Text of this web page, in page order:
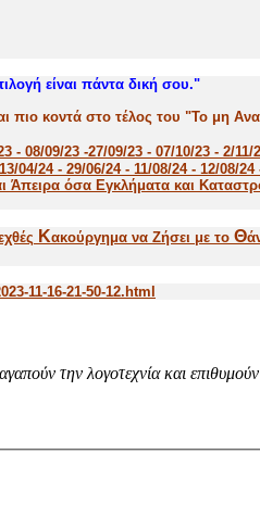
είναι πάντα δική σου."
πιο κοντά στο τέλος του "Το μη
- 08/09/23 -27/09/23 - 07/10/23 - 2/
04/24 - 29/06/24 - 11/08/24 - 12/08/
Άπειρα όσα Εγκλήματα και
Kακούργημα να Ζήσει με το Θ
11-16-21-50-12.html
την λογοτεχνία και